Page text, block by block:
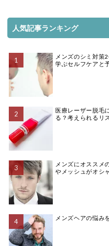
人気記事ランキング
メンズのシミ対策
学ぶセルフケアと
医療レーザー脱毛
る？考えられるリ
メンズにオススメ
やメッシュがオシ
メンズヘアの悩み